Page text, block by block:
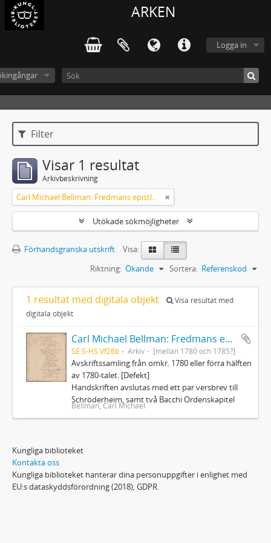
ARKEN
Logga in
Filter
Visar 1 resultat
Arkivbeskrivning
Carl Michael Bellman: Fredmans epistlar och sånger m.fl. Bellman-texter
Utökade sökmöjligheter
Förhandsgranska utskrift
Visa:
Sortera: Referenskod
Riktning: Ökande
1 resultat med digitala objekt
Visa resultat med
digitala objekt
Carl Michael Bellman: Fredmans epistlar och sånger m.fl. Bellman-texter
SE S-HS Vf26b Arkiv [mellan 1780 och 1785?]
Avskriftssamling från omkr. 1780 eller förra hälften
av 1780-talet. [Defekt]
Handskriften avslutas med ett par versbrev till
Schröderheim, samt två Bacchi Ordenskapitel
Bellman, Carl Michael
Kungliga biblioteket
Kontakta oss
Kungliga biblioteket hanterar dina personuppgifter i enlighet med
EU:s dataskyddsförordning (2018), GDPR.